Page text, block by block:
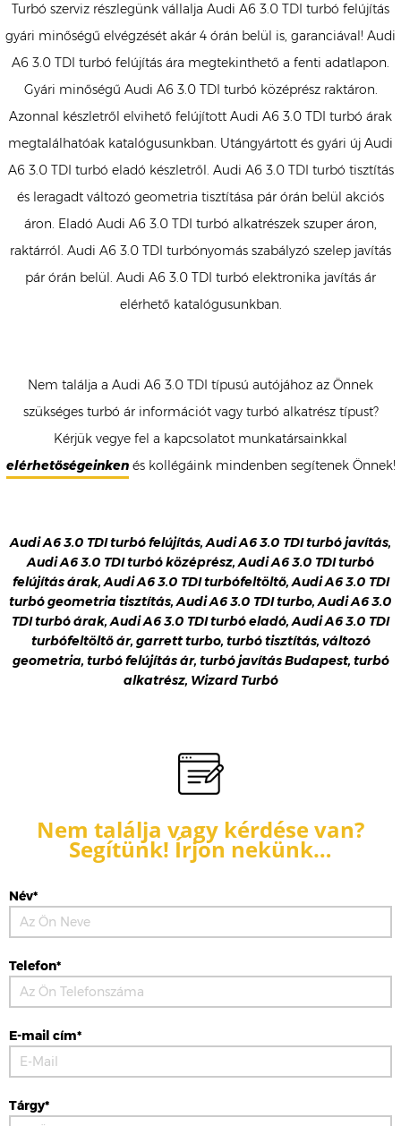
Turbó szerviz részlegünk vállalja Audi A6 3.0 TDI turbó felújítás
gyári minőségű elvégzését akár 4 órán belül is, garanciával! Audi
A6 3.0 TDI turbó felújítás ára megtekinthető a fenti adatlapon.
Gyári minőségű Audi A6 3.0 TDI turbó középrész raktáron.
Azonnal készletről elvihető felújított Audi A6 3.0 TDI turbó árak
megtalálhatóak katalógusunkban. Utángyártott és gyári új Audi
A6 3.0 TDI turbó eladó készletről. Audi A6 3.0 TDI turbó tisztítás
és leragadt változó geometria tisztítása pár órán belül akciós
áron. Eladó Audi A6 3.0 TDI turbó alkatrészek szuper áron,
raktárról. Audi A6 3.0 TDI turbónyomás szabályzó szelep javítás
pár órán belül. Audi A6 3.0 TDI turbó elektronika javítás ár
elérhető katalógusunkban.
Nem találja a Audi A6 3.0 TDI típusú autójához az Önnek
szükséges turbó ár információt vagy turbó alkatrész típust?
Kérjük vegye fel a kapcsolatot munkatársainkkal
elérhetőségeinkenés kollégáink mindenben segítenek Önnek!
Audi A6 3.0 TDI turbó felújítás, Audi A6 3.0 TDI turbó javítás,
Audi A6 3.0 TDI turbó középrész, Audi A6 3.0 TDI turbó
felújítás árak, Audi A6 3.0 TDI turbófeltöltő, Audi A6 3.0 TDI
turbó geometria tisztítás, Audi A6 3.0 TDI turbo, Audi A6 3.0
TDI turbó árak, Audi A6 3.0 TDI turbó eladó, Audi A6 3.0 TDI
turbófeltöltő ár, garrett turbo, turbó tisztítás, változó
geometria, turbó felújítás ár, turbó javítás Budapest, turbó
alkatrész, Wizard Turbó
Nem találja vagy kérdése van?
Segítünk! Írjon nekünk…
Név*
Telefon*
E-mail cím*
Tárgy*